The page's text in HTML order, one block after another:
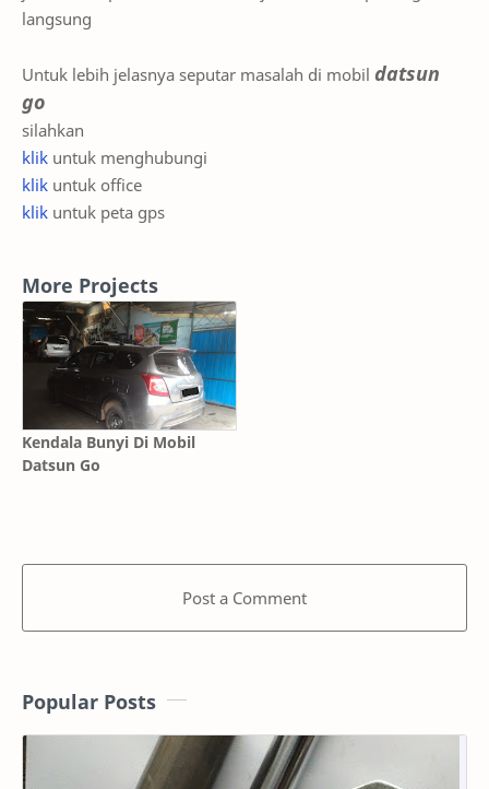
langsung
Untuk lebih jelasnya seputar masalah di mobil datsun
go
silahkan
klik untuk menghubungi
klik untuk office
klik untuk peta gps
More Projects
Kendala Bunyi Di Mobil
Datsun Go
Post a Comment
Popular Posts